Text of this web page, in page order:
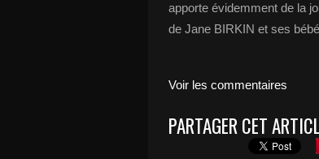
apporte évidemment de la
de Jane BIRKIN et ses
Voir les commentaires
PARTAGER CET